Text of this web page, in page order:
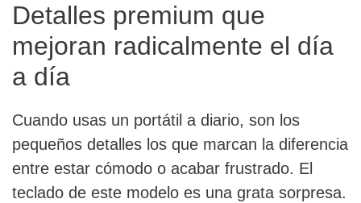
Detalles premium que
mejoran radicalmente el día
a día
Cuando usas un portátil a diario, son los
pequeños detalles los que marcan la diferencia
entre estar cómodo o acabar frustrado. El
teclado de este modelo es una grata sorpresa.